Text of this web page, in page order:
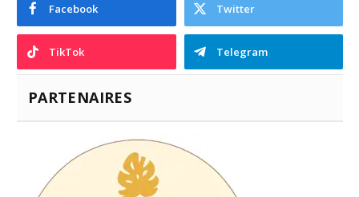
Facebook Twitter
TikTok Telegram
PARTENAIRES